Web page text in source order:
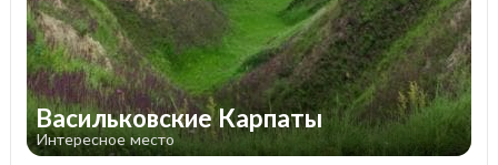
Васильковские Карпаты
Интересное место